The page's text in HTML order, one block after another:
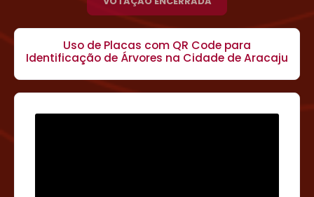
Uso de Placas com QR Code para
Identificação de Árvores na Cidade de Aracaju